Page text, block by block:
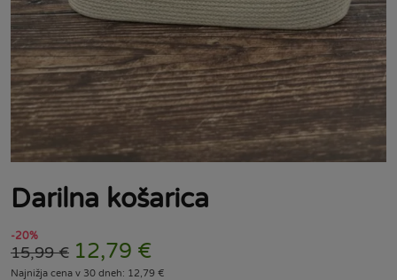
Darilna košarica
-20%
15,99€ 12,79 €
Najnižja cena v 30 dneh: 12,79 €